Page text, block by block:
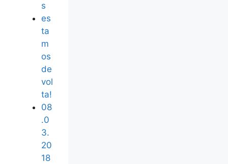
s
es
ta
m
os
de
vol
ta!
08
.0
3.
20
18